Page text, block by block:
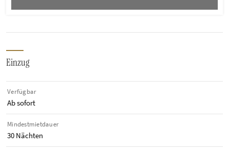
Einzug
Verfügbar
Ab sofort
Mindestmietdauer
30 Nächten